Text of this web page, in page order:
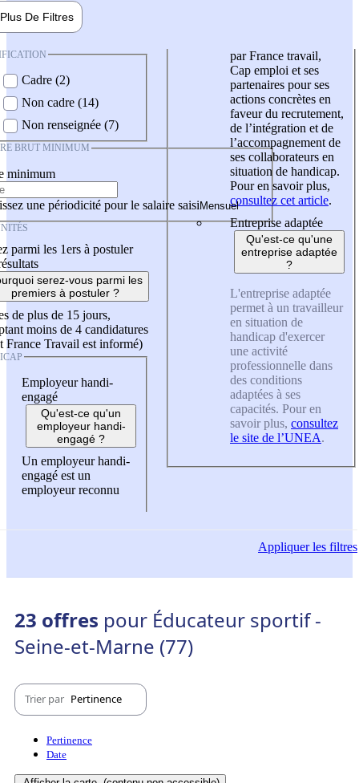
Plus De Filtres
Cadre (2)
Non cadre (14)
Non renseignée (7)
BRUT MINIMUM
minimum
une périodicité pour le salaire saisi
parmi les 1ers à postuler
serez-vous parmi les
premiers à postuler ?
de plus de 15 jours,
moins de 4 candidatures
France Travail est informé)
Employeur handi-
engagé
Qu'est-ce qu'un
employeur handi-
engagé ?
Un employeur handi-
engagé est un
employeur reconnu
par France travail,
Cap emploi et ses
partenaires pour ses
actions concrètes en
faveur du recrutement,
de l’intégration et de
l’accompagnement de
ses collaborateurs en
situation de handicap.
Pour en savoir plus,
consultez cet article.
Entreprise adaptée
Qu'est-ce qu'une
entreprise adaptée
?
L'entreprise adaptée
permet à un travailleur
en situation de
handicap d'exercer
une activité
professionnelle dans
des conditions
adaptées à ses
capacités. Pour en
savoir plus, consultez
le site de l’UNEA.
Appliquerles filtres
23 offres pour Éducateur sportif -
Seine-et-Marne (77)
Trier par Pertinence
Pertinence
Date